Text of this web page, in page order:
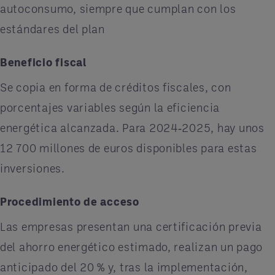
autoconsumo, siempre que cumplan con los
estándares del plan
Beneficio fiscal
Se copia en forma de créditos fiscales, con
porcentajes variables según la eficiencia
energética alcanzada. Para 2024‑2025, hay unos
12 700 millones de euros disponibles para estas
inversiones.
Procedimiento de acceso
Las empresas presentan una certificación previa
del ahorro energético estimado, realizan un pago
anticipado del 20 % y, tras la implementación,